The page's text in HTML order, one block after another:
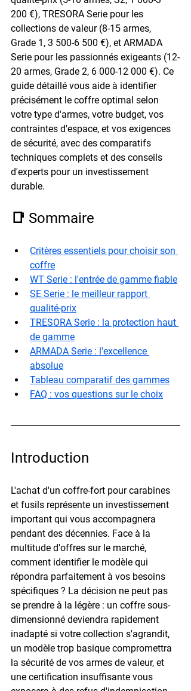
200 €), TRESORA Serie pour les
collections de valeur (8-15 armes,
Grade 1, 3 500-6 500 €), et ARMADA
Serie pour les passionnés exigeants (12-
20 armes, Grade 2, 6 000-12 000 €). Ce
guide détaillé vous aide à identifier
précisément le coffre optimal selon
votre type d'armes, votre budget, vos
contraintes d'espace, et vos exigences
de sécurité, avec des comparatifs
techniques complets et des conseils
d'experts pour un investissement
durable.
📑 Sommaire
Critères essentiels pour choisir son
coffre
WT Serie : l'entrée de gamme fiable
SE Serie : le meilleur rapport
qualité-prix
TRESORA Serie : la protection haut
de gamme
ARMADA Serie : l'excellence
absolue
Tableau comparatif des gammes
FAQ : vos questions sur le choix
Introduction
L'achat d'un coffre-fort pour carabines
et fusils représente un investissement
important qui vous accompagnera
pendant des décennies. Face à la
multitude d'offres sur le marché,
comment identifier le modèle qui
répondra parfaitement à vos besoins
spécifiques ? La décision ne peut pas
se prendre à la légère : un coffre sous-
dimensionné deviendra rapidement
inadapté si votre collection s'agrandit,
un modèle trop basique compromettra
la sécurité de vos armes de valeur, et
une certification insuffisante vous